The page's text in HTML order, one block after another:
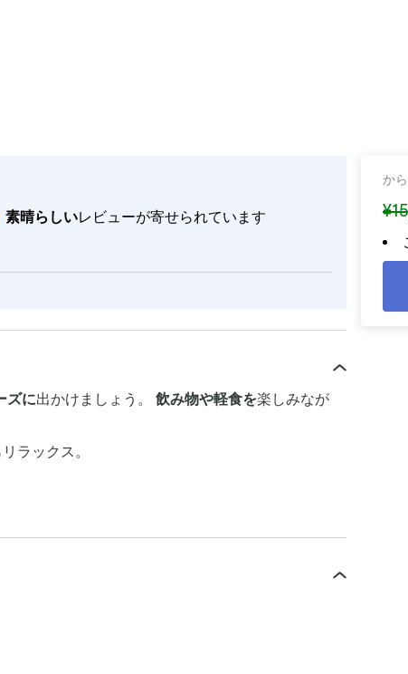
素晴らしいレビューが寄せられています
から
ズに出かけましょう。 飲み物や軽食を楽しみなが
ラックス。